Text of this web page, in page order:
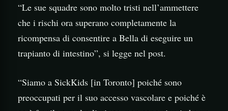
“Le sue squadre sono molto tristi nell’ammettere
che i rischi ora superano completamente la
ricompensa di consentire a Bella di eseguire un
trapianto di intestino”, si legge nel post.
“Siamo a SickKids [in Toronto] poiché sono
preoccupati per il suo accesso vascolare e poiché è